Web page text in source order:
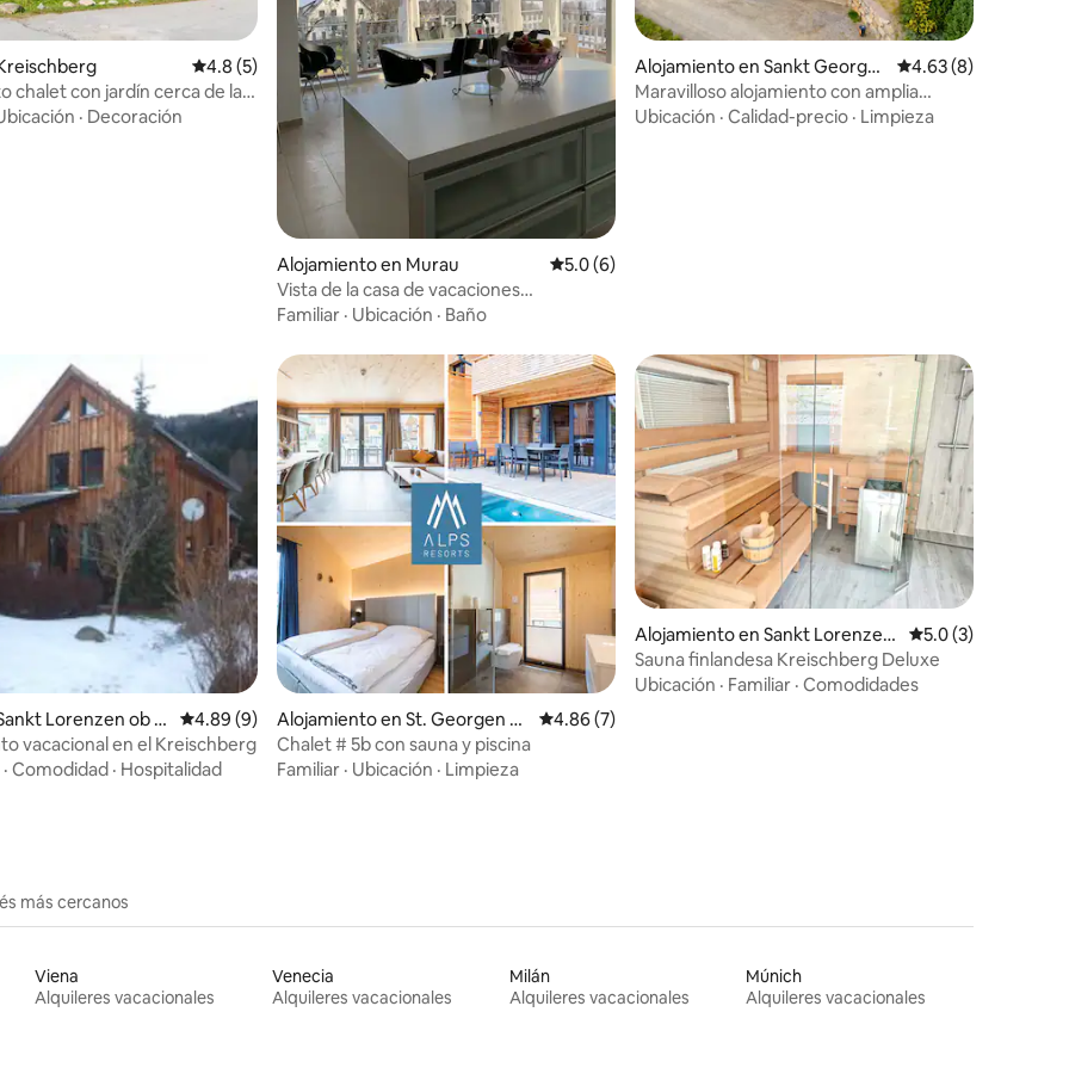
de 5, 79 reseñas
Calificación promedio: 4.8 de 5, 5 reseñas
4.8 (5)
chalet con jardín cerca de la
esquí. · Decoración
Alojamiento en Murau Calificación promedio: 5.0 de 5, 6 reseñas
5.0 (6)
Vista de la casa de vacaciones
Kreischberg
Familiar · Ubicación · Baño
Alojamiento en Sankt George
n am Kreischberg
Calificación
4.63 (8)
Maravilloso alojamiento con amplia
terraza
Ubicación · Calidad-precio · Limpieza
5.0 de 5, 5 reseñas
Lorenzen ob M
Calificación promedio: 4.89 de 5, 9 reseñas
4.89 (9)
vacacional en el Kreischberg
· Comodidad · Hospitalidad
Alojamiento en St. Georgen a
m Kreischberg
Calificación promedio: 4.86 de 5, 7 reseñas
4.86 (7)
Chalet # 5b con sauna y piscina
Familiar · Ubicación · Limpieza
Alojamiento en Sankt Lorenzen
ob Murau
Calificación
5.0 (3)
Sauna finlandesa Kreischberg Deluxe
Ubicación · Familiar · Comodidades
más cercanos
Viena
Alquileres vacacionales
Venecia
Alquileres vacacionales
Milán
Alquileres vacacionales
Múnich
Alquileres vacacionales